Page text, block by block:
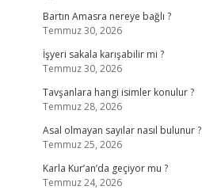
Bartın Amasra nereye bağlı ?
Temmuz 30, 2026
İşyeri sakala karışabilir mi ?
Temmuz 30, 2026
Tavşanlara hangi isimler konulur ?
Temmuz 28, 2026
Asal olmayan sayılar nasıl bulunur ?
Temmuz 25, 2026
Karla Kur’an’da geçiyor mu ?
Temmuz 24, 2026